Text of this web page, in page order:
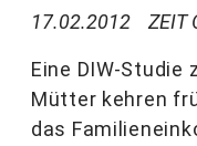
17.02.2012 ZEIT
Eine DIW-Studie
Mütter kehren
das